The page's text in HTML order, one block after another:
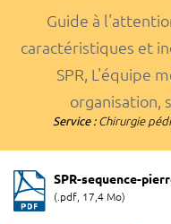
Guide à
caractéristiques et
SPR, L'équipe
organisation,
Service : Chirurgie
SPR-sequence-
(.pdf, 17,4 Mo)